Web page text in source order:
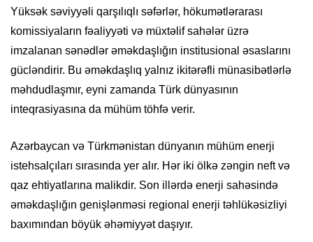
Yüksək səviyyəli qarşılıqlı səfərlər, hökumətlərarası
komissiyaların fəaliyyəti və müxtəlif sahələr üzrə
imzalanan sənədlər əməkdaşlığın institusional əsaslarını
gücləndirir. Bu əməkdaşlıq yalnız ikitərəfli münasibətlərlə
məhdudlaşmır, eyni zamanda Türk dünyasının
inteqrasiyasına da mühüm töhfə verir.
Azərbaycan və Türkmənistan dünyanın mühüm enerji
istehsalçıları sırasında yer alır. Hər iki ölkə zəngin neft və
qaz ehtiyatlarına malikdir. Son illərdə enerji sahəsində
əməkdaşlığın genişlənməsi regional enerji təhlükəsizliyi
baxımından böyük əhəmiyyət daşıyır.